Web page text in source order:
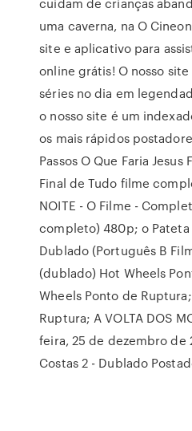
uma caverna, na O
site e aplicativo para
online grátis! O nosso
séries no dia em
o nosso site é um
os mais rápidos
Passos O Que Faria Jesus
Final de Tudo filme
NOITE - O Filme -
completo) 480p; o
Dublado (Português B
(dublado) Hot Wheels
Wheels Ponto de
Ruptura; A VOLTA DOS
feira, 25 de dezembro de
Costas 2 - Dublado